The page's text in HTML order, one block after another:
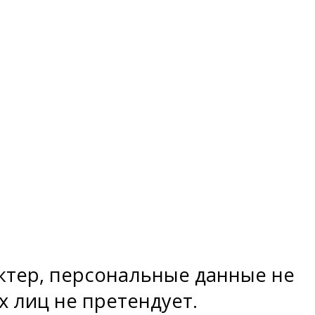
персональные данные не
лиц не претендует.